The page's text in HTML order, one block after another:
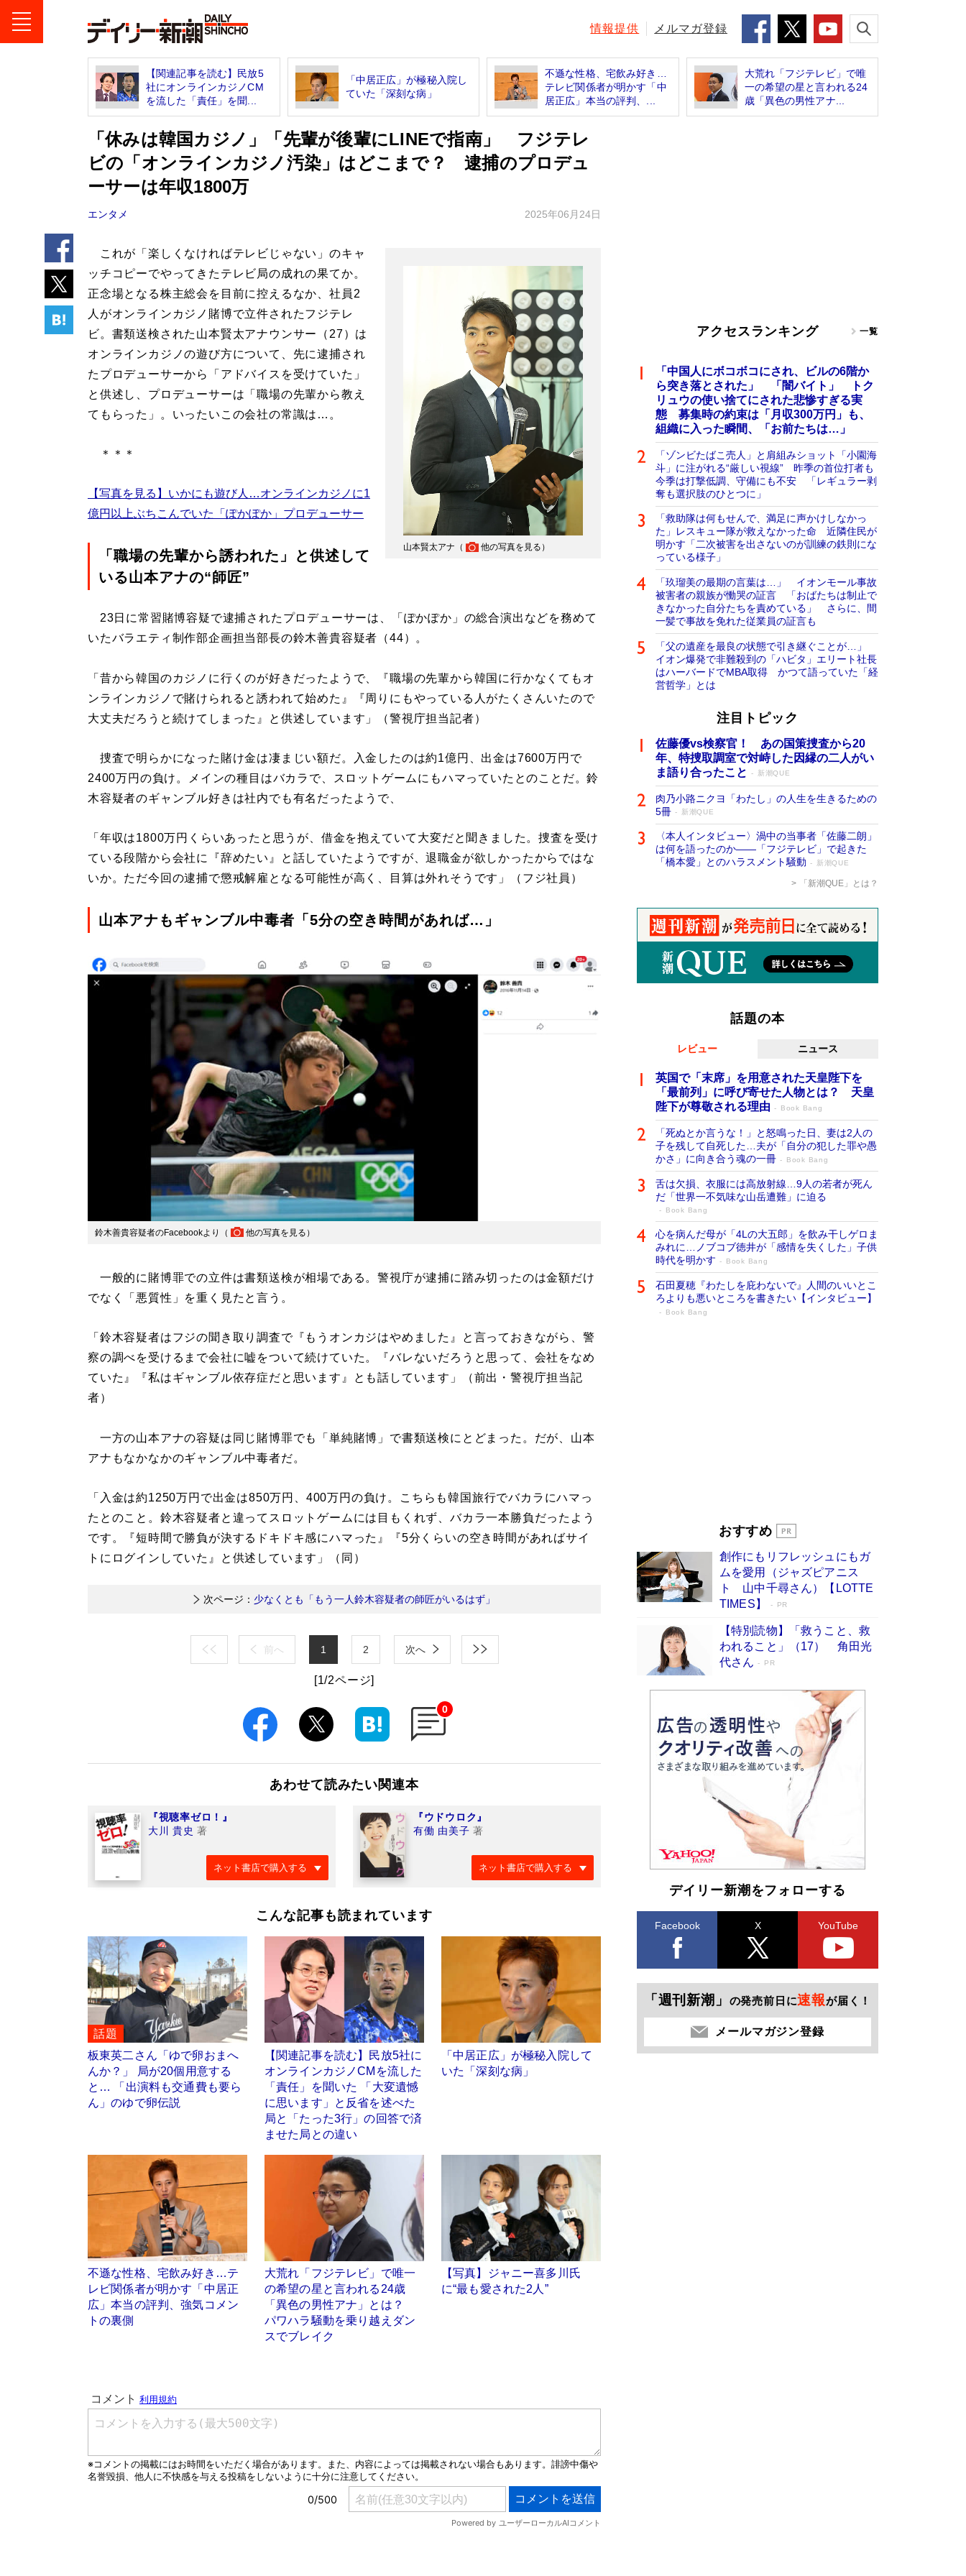
情報提供 メルマガ登録
【関連記事を読む】民放5
社にオンラインカジノCM
を流した「責任」を聞...
「中居正広」が極秘入院し
ていた「深刻な病」
不遜な性格、宅飲み好き…
テレビ関係者が明かす「中
居正広」本当の評判、...
大荒れ「フジテレビ」で唯
一の希望の星と言われる24
歳「異色の男性アナ...
「休みは韓国カジノ」「先輩が後輩にLINEで指南」 フジテレ
ビの「オンラインカジノ汚染」はどこまで？ 逮捕のプロデュ
ーサーは年収1800万
エンタメ 2025年06月24日
山本賢太アナ（ 他の写真を見る ）
これが「楽しくなければテレビじゃない」のキャ
ッチコピーでやってきたテレビ局の成れの果てか。
正念場となる株主総会を目前に控えるなか、社員2
人がオンラインカジノ賭博で立件されたフジテレ
ビ。書類送検された山本賢太アナウンサー（27）は
オンラインカジノの遊び方について、先に逮捕され
たプロデューサーから「アドバイスを受けていた」
と供述し、プロデューサーは「職場の先輩から教え
てもらった」。いったいこの会社の常識は…。
＊＊＊
【写真を見る】いかにも遊び人…オンラインカジノに1
億円以上ぶちこんでいた「ぽかぽか」プロデューサー
「職場の先輩から誘われた」と供述して
いる山本アナの“師匠”
23日に常習賭博容疑で逮捕されたプロデューサーは、「ぽかぽか」の総合演出などを務めて
いたバラエティ制作部企画担当部長の鈴木善貴容疑者（44）。
「昔から韓国のカジノに行くのが好きだったようで、『職場の先輩から韓国に行かなくてもオ
ンラインカジノで賭けられると誘われて始めた』『周りにもやっている人がたくさんいたので
大丈夫だろうと続けてしまった』と供述しています」（警視庁担当記者）
捜査で明らかになった賭け金は凄まじい額だ。入金したのは約1億円、出金は7600万円で
2400万円の負け。メインの種目はバカラで、スロットゲームにもハマっていたとのことだ。鈴
木容疑者のギャンブル好きは社内でも有名だったようで、
「年収は1800万円くらいあったと思うが、借金を抱えていて大変だと聞きました。捜査を受け
ている段階から会社に『辞めたい』と話していたようですが、退職金が欲しかったからではな
いか。ただ今回の逮捕で懲戒解雇となる可能性が高く、目算は外れそうです」（フジ社員）
山本アナもギャンブル中毒者「5分の空き時間があれば…」
鈴木善貴容疑者のFacebookより（ 他の写真を見る ）
一般的に賭博罪での立件は書類送検が相場である。警視庁が逮捕に踏み切ったのは金額だけ
でなく「悪質性」を重く見たと言う。
「鈴木容疑者はフジの聞き取り調査で『もうオンカジはやめました』と言っておきながら、警
察の調べを受けるまで会社に嘘をついて続けていた。『バレないだろうと思って、会社をなめ
ていた』『私はギャンブル依存症だと思います』とも話しています」（前出・警視庁担当記
者）
一方の山本アナの容疑は同じ賭博罪でも「単純賭博」で書類送検にとどまった。だが、山本
アナもなかなかのギャンブル中毒者だ。
「入金は約1250万円で出金は850万円、400万円の負け。こちらも韓国旅行でバカラにハマっ
たとのこと。鈴木容疑者と違ってスロットゲームには目もくれず、バカラ一本勝負だったよう
です。『短時間で勝負が決するドキドキ感にハマった』『5分くらいの空き時間があればサイ
トにログインしていた』と供述しています」（同）
次ページ： 少なくとも「もう一人鈴木容疑者の師匠がいるはず」
前へ 1 2 次へ
[1/2ページ]
0
あわせて読みたい関連本
『視聴率ゼロ！』
大川 貴史 著
ネット書店で購入する
『ウドウロク』
有働 由美子 著
ネット書店で購入する
こんな記事も読まれています
話題
板東英二さん「ゆで卵おまへ
んか？」 局が20個用意する
と… 「出演料も交通費も要ら
ん」のゆで卵伝説
【関連記事を読む】民放5社に
オンラインカジノCMを流した
「責任」を聞いた 「大変遺憾
に思います」と反省を述べた
局と「たった3行」の回答で済
ませた局との違い
「中居正広」が極秘入院して
いた「深刻な病」
不遜な性格、宅飲み好き…テ
レビ関係者が明かす「中居正
広」本当の評判、強気コメン
トの裏側
大荒れ「フジテレビ」で唯一
の希望の星と言われる24歳
「異色の男性アナ」とは？
パワハラ騒動を乗り越えダン
スでブレイク
【写真】ジャニー喜多川氏
に“最も愛された2人”
アクセスランキング 一覧
「中国人にボコボコにされ、ビルの6階か
ら突き落とされた」 「闇バイト」 トク
リュウの使い捨てにされた悲惨すぎる実
態 募集時の約束は「月収300万円」も、
組織に入った瞬間、「お前たちは…」
「ゾンビたばこ売人」と肩組みショット「小園海
斗」に注がれる“厳しい視線” 昨季の首位打者も
今季は打撃低調、守備にも不安 「レギュラー剥
奪も選択肢のひとつに」
「救助隊は何もせんで、満足に声かけしなかっ
た」レスキュー隊が救えなかった命 近隣住民が
明かす「二次被害を出さないのが訓練の鉄則にな
っている様子」
「玖瑠美の最期の言葉は…」 イオンモール事故
被害者の親族が慟哭の証言 「おばたちは制止で
きなかった自分たちを責めている」 さらに、間
一髪で事故を免れた従業員の証言も
「父の遺産を最良の状態で引き継ぐことが…」
イオン爆発で非難殺到の「ハビタ」エリート社長
はハーバードでMBA取得 かつて語っていた「経
営哲学」とは
注目トピック
佐藤優vs検察官！ あの国策捜査から20
年、特捜取調室で対峙した因縁の二人がい
ま語り合ったこと
新潮QUE
肉乃小路ニクヨ「わたし」の人生を生きるための
5冊
新潮QUE
〈本人インタビュー〉渦中の当事者「佐藤二朗」
は何を語ったのか――「フジテレビ」で起きた
「橋本愛」とのハラスメント騒動
新潮QUE
「新潮QUE」とは？
話題の本
レビュー ニュース
英国で「末席」を用意された天皇陛下を
「最前列」に呼び寄せた人物とは？ 天皇
陛下が尊敬される理由
Book Bang
「死ぬとか言うな！」と怒鳴った日、妻は2人の
子を残して自死した…夫が「自分の犯した罪や愚
かさ」に向き合う魂の一冊
Book Bang
舌は欠損、衣服には高放射線…9人の若者が死ん
だ「世界一不気味な山岳遭難」に迫る
Book Bang
心を病んだ母が「4Lの大五郎」を飲み干しゲロま
みれに…ノブコブ徳井が「感情を失くした」子供
時代を明かす
Book Bang
石田夏穂『わたしを庇わないで』人間のいいとこ
ろよりも悪いところを書きたい【インタビュー】
Book Bang
「『火垂るの墓』は、大嘘である」原作者が抱き
続けた“自責の念”とは…「自己憐憫は描きたくな
い」監督が徹底的にこだわったこと（後編） #
戦争の記憶
Book Bang
おすすめ
創作にもリフレッシュにもガ
ムを愛用（ジャズピアニス
ト 山中千尋さん）【LOTTE
TIMES】
PR
【特別読物】「救うこと、救
われること」（17） 角田光
代さん
PR
デイリー新潮をフォローする
Facebook X YouTube
「週刊新潮」 の発売前日に速報が届く！
メールマガジン登録